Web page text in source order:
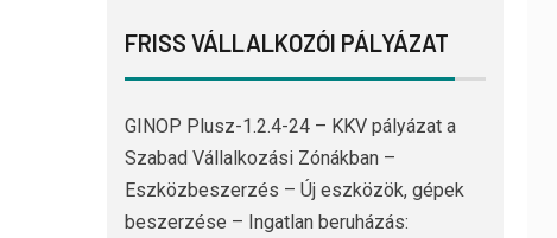
FRISS VÁLLALKOZÓI PÁLYÁZAT
GINOP Plusz-1.2.4-24 – KKV pályázat a
Szabad Vállalkozási Zónákban –
Eszközbeszerzés – Új eszközök, gépek
beszerzése – Ingatlan beruházás: